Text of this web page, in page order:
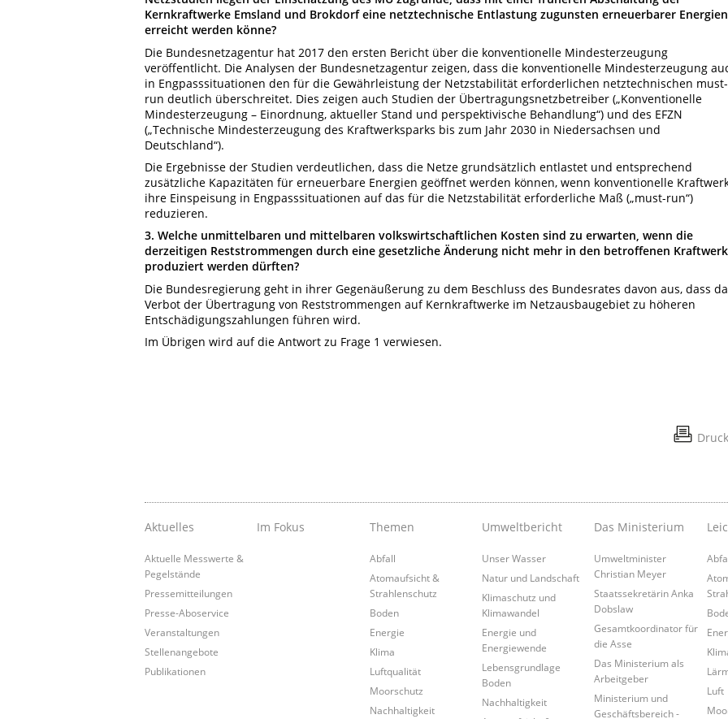
Kernkraftwerke Emsland und Brokdorf eine netztechnische Entlastung zugunsten erneuerbarer Energien
erreicht werden könne?
Die Bundesnetzagentur hat 2017 den ersten Bericht über die konventionelle Mindesterzeugung
veröffentlicht. Die Analysen der Bundesnetzagentur zeigen, dass die konventionelle Mindesterzeugung
in Engpasssituationen den für die Gewährleistung der Netzstabilität erforderlichen netztechnischen must-
run deutlich überschreitet. Dies zeigen auch Studien der Übertragungsnetzbetreiber („Konventionelle
Mindesterzeugung – Einordnung, aktueller Stand und perspektivische Behandlung“) und des EFZN
(„Technische Mindesterzeugung des Kraftwerksparks bis zum Jahr 2030 in Niedersachsen und
Deutschland“).
Die Ergebnisse der Studien verdeutlichen, dass die Netze grundsätzlich entlastet und entsprechend
zusätzliche Kapazitäten für erneuerbare Energien geöffnet werden können, wenn konventionelle
ihre Einspeisung in Engpasssituationen auf das für die Netzstabilität erforderliche Maß („must-run“)
reduzieren.
3. Welche unmittelbaren und mittelbaren volkswirtschaftlichen Kosten sind zu erwarten, wenn die
derzeitigen Reststrommengen durch eine gesetzliche Änderung nicht mehr in den betroffenen
produziert werden dürften?
Die Bundesregierung geht in ihrer Gegenäußerung zu dem Beschluss des Bundesrates davon aus, dass
Verbot der Übertragung von Reststrommengen auf Kernkraftwerke im Netzausbaugebiet zu höheren
Entschädigungszahlungen führen wird.
Im Übrigen wird auf die Antwort zu Frage 1 verwiesen.
Aktuelles
Aktuelle Messwerte &
Pegelstände
Pressemitteilungen
Presse-Aboservice
Veranstaltungen
Stellenangebote
Publikationen
Im Fokus Themen
Abfall
Atomaufsicht &
Strahlenschutz
Boden
Energie
Klima
Luftqualität
Moorschutz
Nachhaltigkeit
Umweltbericht
Unser Wasser
Natur und Landschaft
Klimaschutz und
Klimawandel
Energie und
Energiewende
Lebensgrundlage
Boden
Nachhaltigkeit
Das Ministerium
Umweltminister
Christian Meyer
Staatssekretärin Anka
Dobslaw
Gesamtkoordinator für
die Asse
Das Ministerium als
Arbeitgeber
Ministerium und
Geschäftsbereich -
Luft